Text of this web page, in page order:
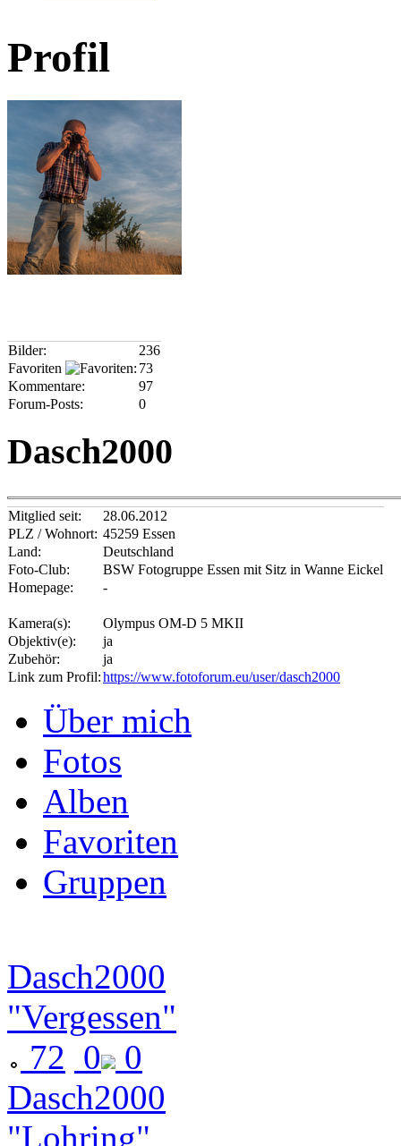
Profil
Bilder:
236
Favoriten
: 73
Kommentare:
97
Forum-Posts:
0
Dasch2000
Mitglied seit:
28.06.2012
PLZ / Wohnort: 45259 Essen
Land:
Deutschland
Foto-Club:
BSW Fotogruppe Essen mit Sitz in Wanne Eickel
Homepage:
-
Kamera(s):
Olympus OM-D 5 MKII
Objektiv(e):
ja
Zubehör:
ja
Link zum Profil:https://www.fotoforum.eu/user/dasch2000
Über mich
Fotos
Alben
Favoriten
Gruppen
Dasch2000
"Vergessen"
72 0
0
Dasch2000
"Lohring"